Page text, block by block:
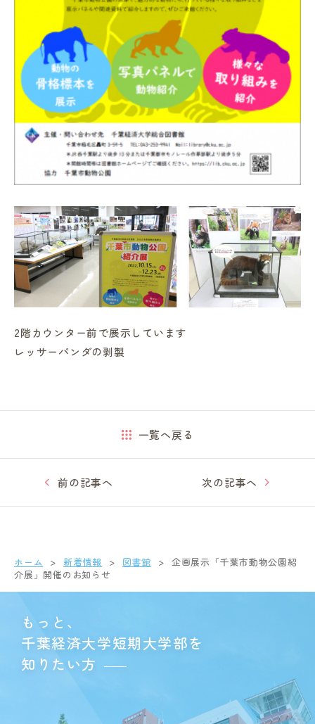
2階カウンター前で展示しています
レッサーパンダの剥製
前の記事へ
一覧へ戻る
次の記事へ
ホーム 新着情報 図書館
企画展示「千葉市動物公園紹
介展」開催のお知らせ
もっと、
千葉経済大学短期大学部を
知りたい方